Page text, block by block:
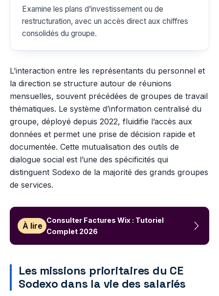
Examine les plans d’investissement ou de
restructuration, avec un accès direct aux chiffres
consolidés du groupe.
L’interaction entre les représentants du personnel et
la direction se structure autour de réunions
mensuelles, souvent précédées de groupes de travail
thématiques. Le système d’information centralisé du
groupe, déployé depuis 2022, fluidifie l’accès aux
données et permet une prise de décision rapide et
documentée. Cette mutualisation des outils de
dialogue social est l’une des spécificités qui
distinguent Sodexo de la majorité des grands groupes
de services.
À lire
Consulter Factures Wix : Tutoriel
Complet 2026
Les missions prioritaires du CE
Sodexo dans la vie des salariés